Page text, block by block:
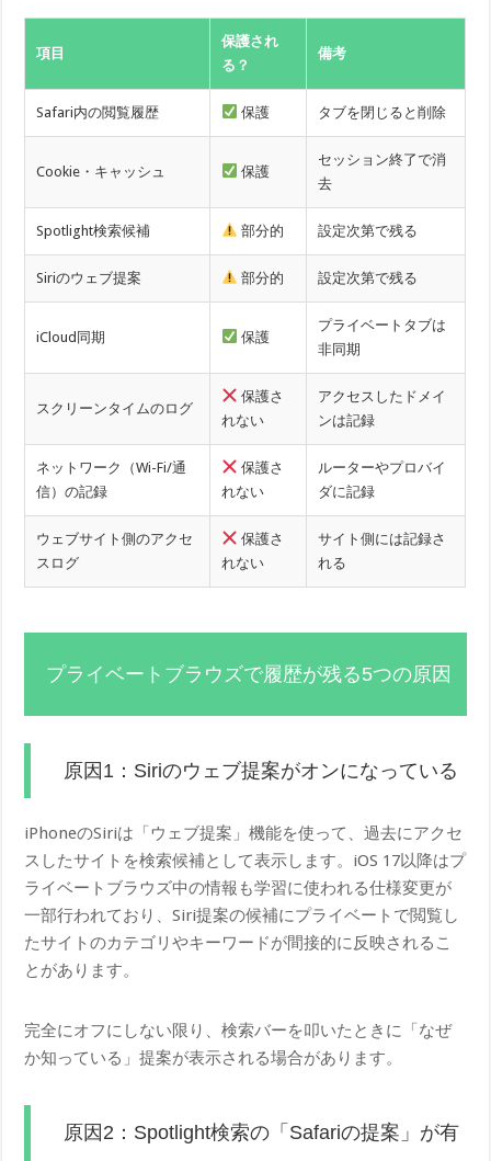
項目
保護され
る？
備考
Safari内の閲覧履歴 保護 タブを閉じると削除
Cookie・キャッシュ 保護
セッション終了で消
去
Spotlight検索候補 部分的 設定次第で残る
Siriのウェブ提案 部分的 設定次第で残る
iCloud同期 保護
プライベートタブは
非同期
スクリーンタイムのログ
保護さ
れない
アクセスしたドメイ
ンは記録
ネットワーク（Wi-Fi/通
信）の記録
保護さ
れない
ルーターやプロバイ
ダに記録
ウェブサイト側のアクセ
スログ
保護さ
れない
サイト側には記録さ
れる
プライベートブラウズで履歴が残る5つの原因
原因1：Siriのウェブ提案がオンになっている
iPhoneのSiriは「ウェブ提案」機能を使って、過去にアクセ
スしたサイトを検索候補として表示します。iOS 17以降はプ
ライベートブラウズ中の情報も学習に使われる仕様変更が
一部行われており、Siri提案の候補にプライベートで閲覧し
たサイトのカテゴリやキーワードが間接的に反映されるこ
とがあります。
完全にオフにしない限り、検索バーを叩いたときに「なぜ
か知っている」提案が表示される場合があります。
原因2：Spotlight検索の「Safariの提案」が有